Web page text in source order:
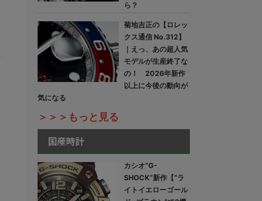
ら？
菊地吉正の【ロレッ
クス通信 No.312】
｜えっ、あの超人気
モデルが生産終了な
の！ 2026年新作
以上に今後の動向が
気になる
＞＞＞もっと見る
国産時計
カシオ“G-
SHOCK”新作【“ラ
イトイエローゴール